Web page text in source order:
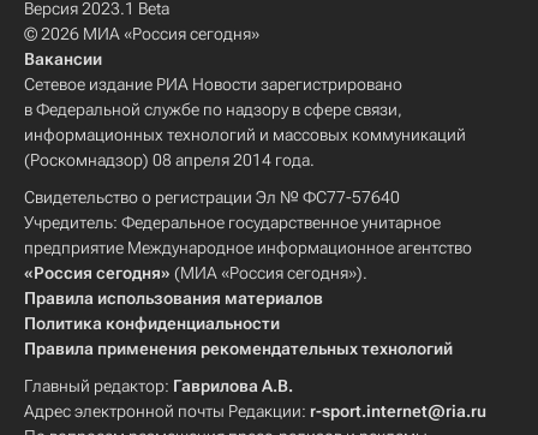
Версия 2023.1 Beta
© 2026 МИА «Россия сегодня»
Вакансии
Сетевое издание РИА Новости зарегистрировано
в Федеральной службе по надзору в сфере связи,
информационных технологий и массовых коммуникаций
(Роскомнадзор) 08 апреля 2014 года.
Свидетельство о регистрации Эл № ФС77-57640
Учредитель: Федеральное государственное унитарное
предприятие Международное информационное агентство
«Россия сегодня» (МИА «Россия сегодня»).
Правила использования материалов
Политика конфиденциальности
Правила применения рекомендательных технологий
Главный редактор: Гаврилова А.В.
Адрес электронной почты Редакции: r-sport.internet@ria.ru